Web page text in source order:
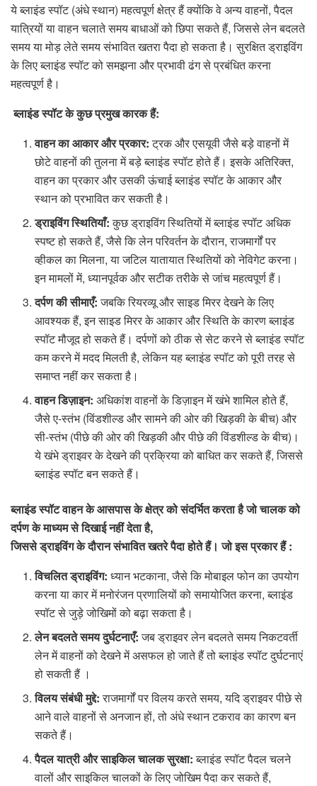
ये ब्लाइंड स्पॉट (अंधे स्थान) महत्वपूर्ण क्षेत्र हैं क्योंकि वे अन्य वाहनों, पैदल
यात्रियों या वाहन चलाते समय बाधाओं को छिपा सकते हैं, जिससे लेन बदलते
समय या मोड़ लेते समय संभावित खतरा पैदा हो सकता है। सुरक्षित ड्राइविंग
के लिए ब्लाइंड स्पॉट को समझना और प्रभावी ढंग से प्रबंधित करना
महत्वपूर्ण है।
ब्लाइंडस्पॉटकेकुछप्रमुखकारकहैं:
वाहन का आकार और प्रकार:ट्रक और एसयूवी जैसे बड़े वाहनों में
छोटे वाहनों की तुलना में बड़े ब्लाइंड स्पॉट होते हैं। इसके अतिरिक्त,
वाहन का प्रकार और उसकी ऊंचाई ब्लाइंड स्पॉट के आकार और
स्थान को प्रभावित कर सकती है।
ड्राइविंग स्थितियाँ:कुछ ड्राइविंग स्थितियों में ब्लाइंड स्पॉट अधिक
स्पष्ट हो सकते हैं, जैसे कि लेन परिवर्तन के दौरान, राजमार्गों पर
व्हीकल का मिलना, या जटिल यातायात स्थितियों को नेविगेट करना।
इन मामलों में, ध्यानपूर्वक और सटीक तरीके से जांच महत्वपूर्ण हैं।
दर्पण की सीमाएँ:जबकि रियरव्यू और साइड मिरर देखने के लिए
आवश्यक हैं, इन साइड मिरर के आकार और स्थिति के कारण ब्लाइंड
स्पॉट मौजूद हो सकते हैं। दर्पणों को ठीक से सेट करने से ब्लाइंड स्पॉट
कम करने में मदद मिलती है, लेकिन यह ब्लाइंड स्पॉट को पूरी तरह से
समाप्त नहीं कर सकता है।
वाहन डिज़ाइन: अधिकांश वाहनों के डिज़ाइन में खंभे शामिल होते हैं,
जैसे ए-स्तंभ (विंडशील्ड और सामने की ओर की खिड़की के बीच) और
सी-स्तंभ (पीछे की ओर की खिड़की और पीछे की विंडशील्ड के बीच)।
ये खंभे ड्राइवर के देखने की प्रक्रिया को बाधित कर सकते हैं, जिससे
ब्लाइंड स्पॉट बन सकते हैं।
ब्लाइंडस्पॉटवाहनकेआसपासकेक्षेत्रकोसंदर्भितकरताहैजोचालकको
दर्पणकेमाध्यमसेदिखाईनहींदेताहै,
जिससेड्राइविंगकेदौरानसंभावितखतरेपैदाहोतेहैं। जोइसप्रकारहैं:
विचलित ड्राइविंग: ध्यान भटकाना, जैसे कि मोबाइल फोन का उपयोग
करना या कार में मनोरंजन प्रणालियों को समायोजित करना, ब्लाइंड
स्पॉट से जुड़े जोखिमों को बढ़ा सकता है।
लेन बदलते समय दुर्घटनाएँ:जब ड्राइवर लेन बदलते समय निकटवर्ती
लेन में वाहनों को देखने में असफल हो जाते हैं तो ब्लाइंड स्पॉट दुर्घटनाएं
हो सकती हैं ।
विलय संबंधी मुद्दे:राजमार्गों पर विलय करते समय, यदि ड्राइवर पीछे से
आने वाले वाहनों से अनजान हों, तो अंधे स्थान टकराव का कारण बन
सकते हैं।
पैदल यात्री और साइकिल चालक सुरक्षा:ब्लाइंड स्पॉट पैदल चलने
वालों और साइकिल चालकों के लिए जोखिम पैदा कर सकते हैं,